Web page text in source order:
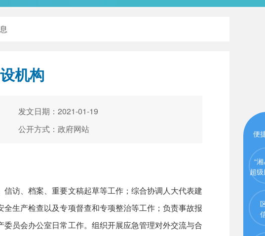
机构
发文日期：2021-01-19
公开方式：政府网站
访、档案、重要文稿起草等工作；综合协调人大代表建
生产检查以及专项督查和专项整治等工作；负责事故报
员会办公室日常工作。组织开展应急管理对外交流与合
便
“
超